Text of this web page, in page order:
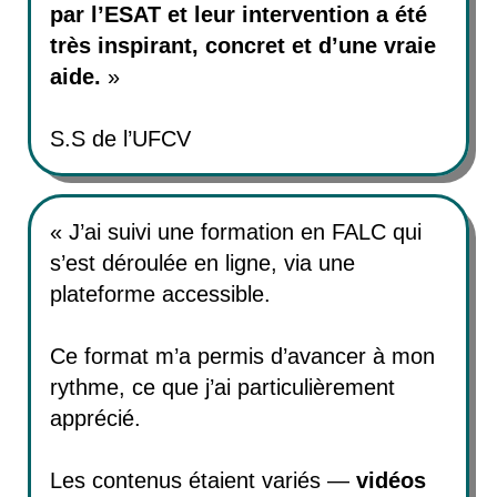
par l’ESAT et leur intervention a été
très inspirant, concret et d’une vraie
aide. »
S.S de l’UFCV
« J’ai suivi une formation en FALC qui
s’est déroulée en ligne, via une
plateforme accessible.
Ce format m’a permis d’avancer à mon
rythme, ce que j’ai particulièrement
apprécié.
Les contenus étaient variés — vidéos